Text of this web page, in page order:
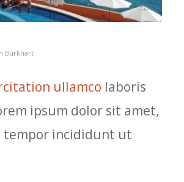
Burkhart
ullamco laboris
ipsum dolor sit amet,
tempor incididunt ut